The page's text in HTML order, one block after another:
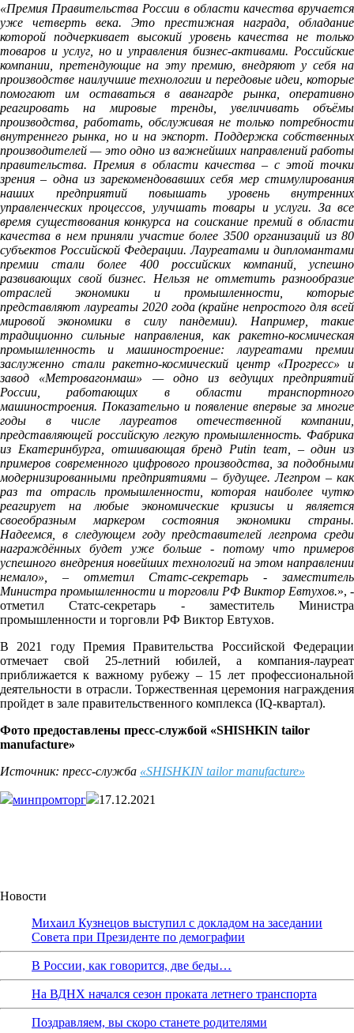
«Премия Правительства России в области качества вручается
уже четверть века. Это престижная награда, обладание
которой подчеркивает высокий уровень качества не только
товаров и услуг, но и управления бизнес-активами. Российские
компании, претендующие на эту премию, внедряют у себя на
производстве наилучшие технологии и передовые идеи, которые
помогают им оставаться в авангарде рынка, оперативно
реагировать на мировые тренды, увеличивать объёмы
производства, работать, обслуживая не только потребности
внутреннего рынка, но и на экспорт. Поддержка собственных
производителей — это одно из важнейших направлений работы
правительства. Премия в области качества – с этой точки
зрения – одна из зарекомендовавших себя мер стимулирования
наших предприятий повышать уровень внутренних
управленческих процессов, улучшать товары и услуги. За все
время существования конкурса на соискание премий в области
качества в нем приняли участие более 3500 организаций из 80
субъектов Российской Федерации. Лауреатами и дипломантами
премии стали более 400 российских компаний, успешно
развивающих свой бизнес. Нельзя не отметить разнообразие
отраслей экономики и промышленности, которые
представляют лауреаты 2020 года (крайне непростого для всей
мировой экономики в силу пандемии). Например, такие
традиционно сильные направления, как ракетно-космическая
промышленность и машиностроение: лауреатами премии
заслуженно стали ракетно-космический центр «Прогресс» и
завод «Метровагонмаш» — одно из ведущих предприятий
России, работающих в области транспортного
машиностроения. Показательно и появление впервые за многие
годы в числе лауреатов отечественной компании,
представляющей российскую легкую промышленность. Фабрика
из Екатеринбурга, отшивающая бренд Putin team, – один из
примеров современного цифрового производства, за подобными
модернизированными предприятиями – будущее. Легпром – как
раз та отрасль промышленности, которая наиболее чутко
реагирует на любые экономические кризисы и является
своеобразным маркером состояния экономики страны.
Надеемся, в следующем году представителей легпрома среди
награждённых будет уже больше - потому что примеров
успешного внедрения новейших технологий на этом направлении
немало», – отметил Статс-секретарь - заместитель
Министра промышленности и торговли РФ Виктор Евтухов.», -
отметил Статс-секретарь - заместитель Министра
промышленности и торговли РФ Виктор Евтухов.
В 2021 году Премия Правительства Российской Федерации
отмечает свой 25-летний юбилей, а компания-лауреат
приближается к важному рубежу – 15 лет профессиональной
деятельности в отрасли. Торжественная церемония награждения
пройдет в зале правительственного комплекса (IQ-квартал).
Фото предоставлены пресс-службой «SHISHKIN tailor
manufacture»
Источник: пресс-служба «SHISHKIN tailor manufacture»
минпромторг 17.12.2021
Новости
Михаил Кузнецов выступил с докладом на заседании
Совета при Президенте по демографии
В России, как говорится, две беды…
На ВДНХ начался сезон проката летнего транспорта
Поздравляем, вы скоро станете родителями